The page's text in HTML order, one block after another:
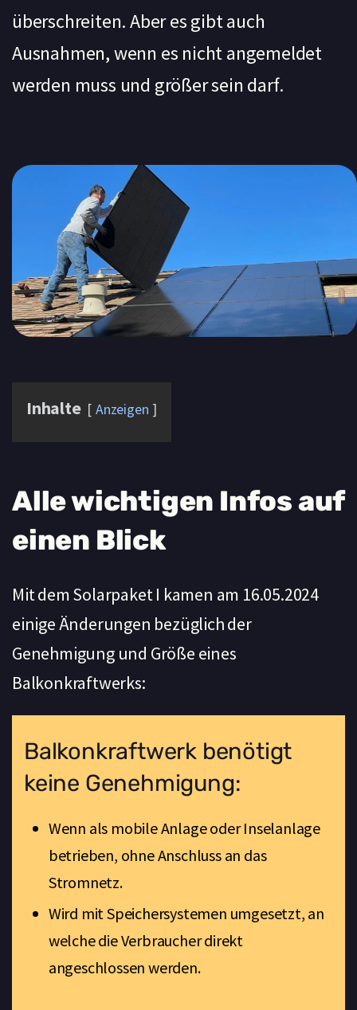
überschreiten. Aber es gibt auch
Ausnahmen, wenn es nicht angemeldet
werden muss und größer sein darf.
Inhalte Anzeigen
Alle wichtigen Infos auf
einen Blick
Mit dem Solarpaket I kamen am 16.05.2024
einige Änderungen bezüglich der
Genehmigung und Größe eines
Balkonkraftwerks:
Balkonkraftwerk benötigt
keine Genehmigung:
Wenn als mobile Anlage oder Inselanlage
betrieben, ohne Anschluss an das
Stromnetz.
Wird mit Speichersystemen umgesetzt, an
welche die Verbraucher direkt
angeschlossen werden.